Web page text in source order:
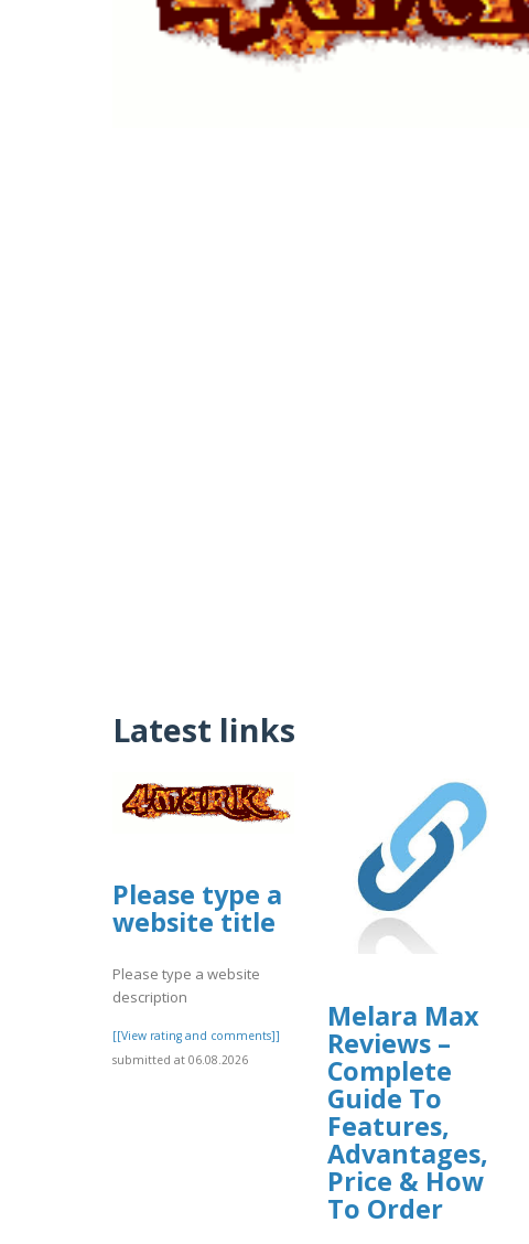
Latest links
Please type a
website title
Please type a website
description
[[View rating and comments]]
submitted at 06.08.2026
Melara Max
Reviews –
Complete
Guide To
Features,
Advantages,
Price & How
To Order